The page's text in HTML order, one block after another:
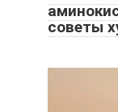
советы